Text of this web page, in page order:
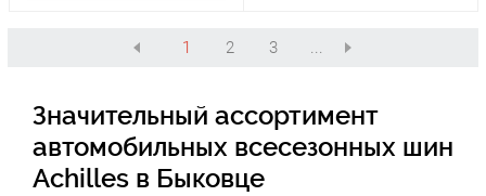
1 2 3 ...
Значительный ассортимент
автомобильных всесезонных шин
Achilles в Быковце